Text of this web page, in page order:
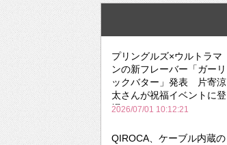
プリングルズ×ウルトラマ
ンの新フレーバー「ガーリ
ックバター」発表 片寄涼
太さんが祝福イベントに登
場
2026/07/01 10:12:21
QIROCA、ケーブル内蔵の